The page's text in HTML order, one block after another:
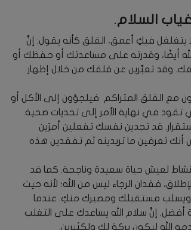
السلام.
يتغلغل فيكِ أعمق، القلق كأنه يقول: إنَّ
أيضًا، وقدرته على مساعدتك أو حفظك أو
وقد تعبِّرين عن قلقك من خلال إظهار
مع القلق المتراكم فيلجؤون إلى الأكل أو
تقود في نهاية الأمر إلى تحديات صحية.
قد تجدين نفسك تفعلين أمرَين
تعرفين ما تريدينه ثم تفقدين هذه
لعيش حياة سعيدة وناجحة. كما قد
فقدان الرجاء ليس من الله؛ لأنه حيث
ويسلب مستقبلك ومصيرك منكِ. عندما
إنَّ سلام الله يساعدك على التغلب
الله ليكون بركة لكِ ولكثيرين.